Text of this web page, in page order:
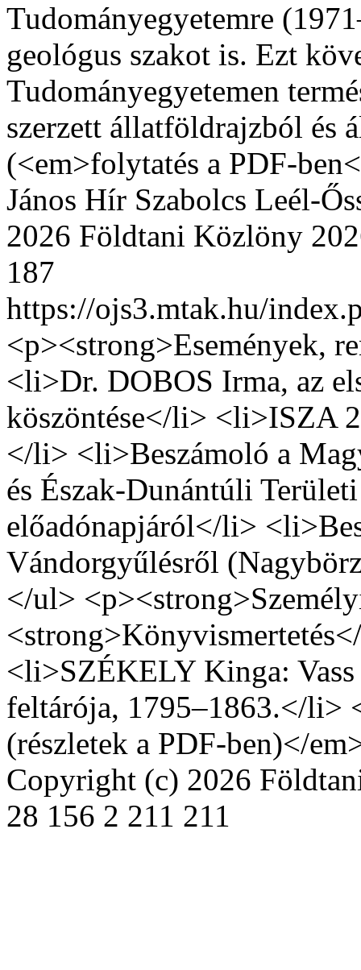
Tudományegyetemre
geológus szakot is. Ezt
Tudományegyetemen
szerzett állatföldrajzból és
(<em>folytatés a PDF-
János Hír Szabolcs Leél-
2026 Földtani Közlöny
187
https://ojs3.mtak.hu/
<p><strong>Események,
<li>Dr. DOBOS Irma, az
köszöntése</li> <li>ISZA
</li> <li>Beszámoló a
és Észak-Dunántúli
előadónapjáról</li>
Vándorgyűlésről
</ul>
<li>SZÉKELY Kinga:
feltárója, 1795–1863.</li>
(részletek a PDF-ben)</
Copyright (c) 2026
28 156 2 211 211